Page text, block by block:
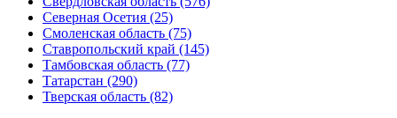
Северная Осетия (25)
Смоленская область (75)
Ставропольский край (145)
Тамбовская область (77)
Татарстан (290)
Тверская область (82)